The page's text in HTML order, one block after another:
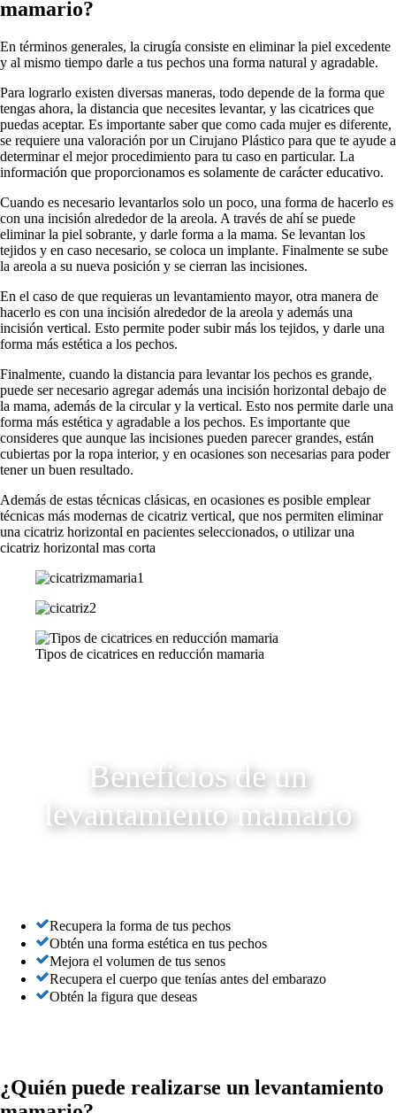
mamario?
En términos generales, la cirugía consiste en eliminar la piel excedente
y al mismo tiempo darle a tus pechos una forma natural y agradable.
Para lograrlo existen diversas maneras, todo depende de la forma que
tengas ahora, la distancia que necesites levantar, y las cicatrices que
puedas aceptar. Es importante saber que como cada mujer es diferente,
se requiere una valoración por un Cirujano Plástico para que te ayude a
determinar el mejor procedimiento para tu caso en particular. La
información que proporcionamos es solamente de carácter educativo.
Cuando es necesario levantarlos solo un poco, una forma de hacerlo es
con una incisión alrededor de la areola. A través de ahí se puede
eliminar la piel sobrante, y darle forma a la mama. Se levantan los
tejidos y en caso necesario, se coloca un implante. Finalmente se sube
la areola a su nueva posición y se cierran las incisiones.
En el caso de que requieras un levantamiento mayor, otra manera de
hacerlo es con una incisión alrededor de la areola y además una
incisión vertical. Esto permite poder subir más los tejidos, y darle una
forma más estética a los pechos.
Finalmente, cuando la distancia para levantar los pechos es grande,
puede ser necesario agregar además una incisión horizontal debajo de
la mama, además de la circular y la vertical. Esto nos permite darle una
forma más estética y agradable a los pechos. Es importante que
consideres que aunque las incisiones pueden parecer grandes, están
cubiertas por la ropa interior, y en ocasiones son necesarias para poder
tener un buen resultado.
Además de estas técnicas clásicas, en ocasiones es posible emplear
técnicas más modernas de cicatriz vertical, que nos permiten eliminar
una cicatriz horizontal en pacientes seleccionados, o utilizar una
cicatriz horizontal mas corta
Tipos de cicatrices en reducción mamaria
Beneficios de un
levantamiento mamario
Recupera la forma de tus pechos
Obtén una forma estética en tus pechos
Mejora el volumen de tus senos
Recupera el cuerpo que tenías antes del embarazo
Obtén la figura que deseas
¿Quién puede realizarse un levantamiento